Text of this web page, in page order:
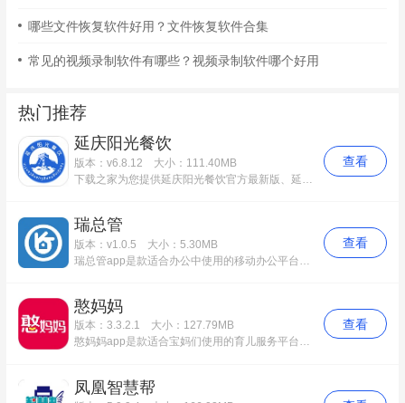
哪些文件恢复软件好用？文件恢复软件合集
常见的视频录制软件有哪些？视频录制软件哪个好用
热门推荐
延庆阳光餐饮
版本：v6.8.12
大小：111.40MB
下载之家为您提供延庆阳光餐饮官方最新版、延庆阳光餐饮app免费版等多个应用版本下载，该应用功能完善，使用起来简便快捷。更多延庆阳光餐饮安卓版历史版本，请到下载之家！
查看
瑞总管
版本：v1.0.5
大小：5.30MB
查看
憨妈妈
版本：3.3.2.1
大小：127.79MB
憨妈妈app是款适合宝妈们使用的育儿服务平台。憨妈妈app用户提供备孕、怀孕、育儿一系列的服务，大家可以根据自己所处阶段和需求进行选择。憨妈妈中还为您挑选优质的母婴服务，发现当地火爆的产后恢复、小儿推拿、小儿洗浴等项目，专业甄选，一键下单，贴心服务。
查看
凤凰智慧帮